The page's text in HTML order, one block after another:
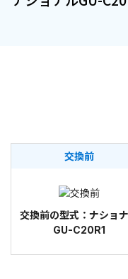
交換前
交換前の型式：ナショ
GU-C20R1